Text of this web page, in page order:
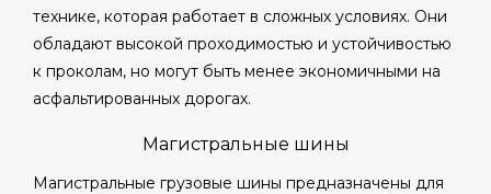
технике, которая работает в сложных условиях. Они
обладают высокой проходимостью и устойчивостью
к проколам, но могут быть менее экономичными на
асфальтированных дорогах.
Магистральные шины
Магистральные грузовые шины предназначены для